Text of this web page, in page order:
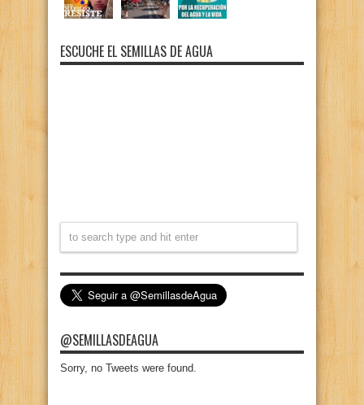
ESCUCHE EL SEMILLAS DE AGUA
@SEMILLASDEAGUA
Sorry, no Tweets were found.